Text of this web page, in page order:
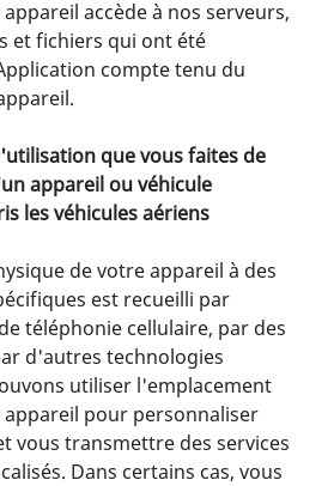
accède à nos serveurs,
et fichiers qui ont été
compte tenu du
que vous faites de
appareil ou véhicule
les véhicules aériens
de votre appareil à des
est recueilli par
téléphonie cellulaire, par des
d'autres technologies
utiliser l'emplacement
pour personnaliser
vous transmettre des services
Dans certains cas, vous